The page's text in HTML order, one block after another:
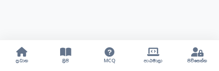
ප්‍රධාන ලිපි MCQ පාඨමාලා පිවිසෙන්න